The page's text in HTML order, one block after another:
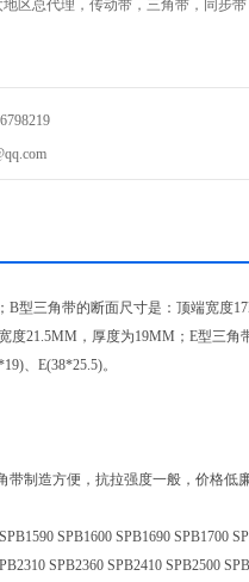
区总代理，传动带，三角带，同步带
B型三角带的断面尺寸是：顶端宽度
度21.5MM，厚度为19MM；E型三角
、E(38*25.5)。
制造方便，抗拉强度一般，价格低
SPB1600 SPB1690 SPB1700
SPB2360 SPB2410 SPB2500